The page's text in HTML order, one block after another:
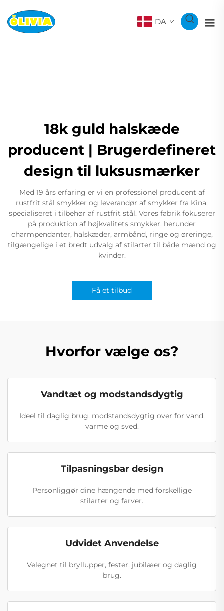
DA
18k guld halskæde
producent | Brugerdefineret
design til luksusmærker
Med 19 års erfaring er vi en professionel producent af
rustfrit stål smykker og leverandør af smykker fra Kina,
specialiseret i tilbehør af rustfrit stål. Vores fabrik fokuserer
på produktion af højkvalitets smykker, herunder
charmpendanter, halskæder, armbånd, ringe og øreringe,
tilgængelige i et bredt udvalg af stilarter til både mænd og
kvinder.
Få et tilbud
Hvorfor vælge os?
Vandtæt og modstandsdygtig
Ideel til daglig brug, modstandsdygtig over for vand,
varme og sved.
Tilpasningsbar design
Personliggør dine hængende med forskellige
stilarter og farver.
Udvidet Anvendelse
Velegnet til bryllupper, fester, jubilæer og daglig
brug.